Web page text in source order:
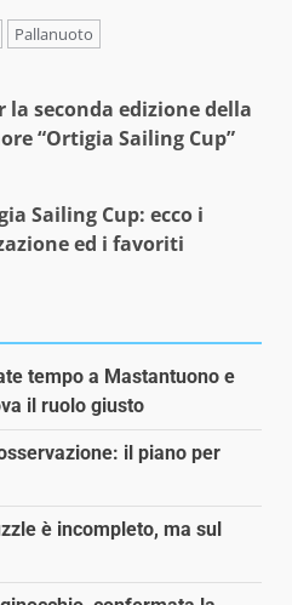
Pallanuoto
seconda edizione della
“Ortigia Sailing Cup”
Sailing Cup: ecco i
ed i favoriti
tempo a Mastantuono e
il ruolo giusto
il piano per
è incompleto, ma sul